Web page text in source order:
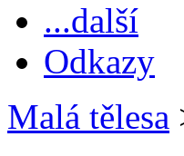
...další
Odkazy
Malá tělesa